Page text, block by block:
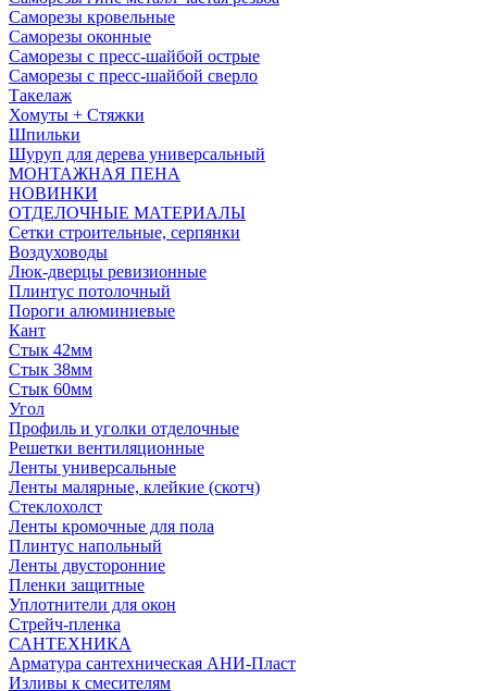
Саморезы кровельные
Саморезы оконные
Саморезы с пресс-шайбой острые
Саморезы с пресс-шайбой сверло
Такелаж
Хомуты + Стяжки
Шпильки
Шуруп для дерева универсальный
МОНТАЖНАЯ ПЕНА
НОВИНКИ
ОТДЕЛОЧНЫЕ МАТЕРИАЛЫ
Сетки строительные, серпянки
Воздуховоды
Люк-дверцы ревизионные
Плинтус потолочный
Пороги алюминиевые
Кант
Стык 42мм
Стык 38мм
Стык 60мм
Угол
Профиль и уголки отделочные
Решетки вентиляционные
Ленты универсальные
Ленты малярные, клейкие (скотч)
Стеклохолст
Ленты кромочные для пола
Плинтус напольный
Ленты двусторонние
Пленки защитные
Уплотнители для окон
Стрейч-пленка
САНТЕХНИКА
Арматура сантехническая АНИ-Пласт
Изливы к смесителям